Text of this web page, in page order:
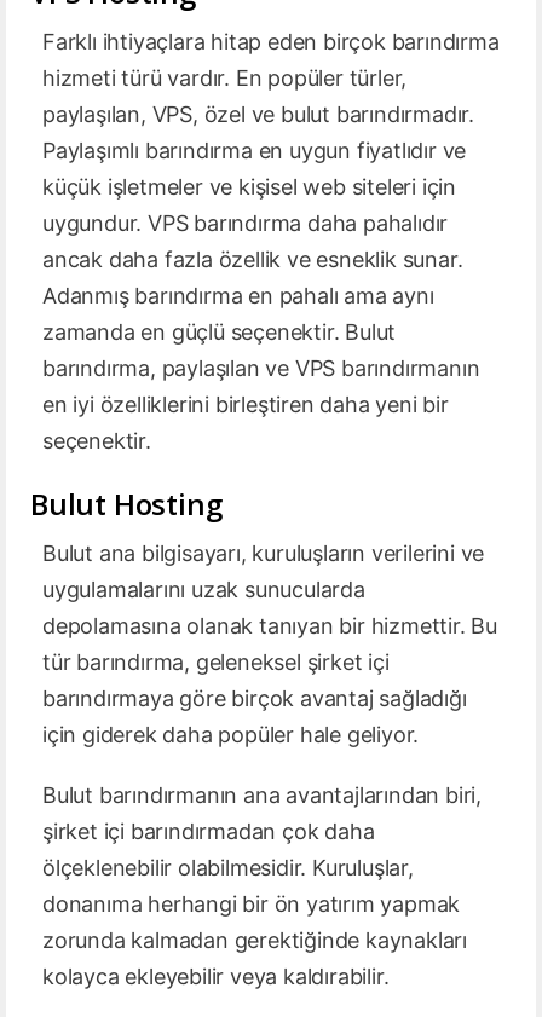
Farklı ihtiyaçlara hitap eden birçok barındırma
hizmeti türü vardır. En popüler türler,
paylaşılan, VPS, özel ve bulut barındırmadır.
Paylaşımlı barındırma en uygun fiyatlıdır ve
küçük işletmeler ve kişisel web siteleri için
uygundur. VPS barındırma daha pahalıdır
ancak daha fazla özellik ve esneklik sunar.
Adanmış barındırma en pahalı ama aynı
zamanda en güçlü seçenektir. Bulut
barındırma, paylaşılan ve VPS barındırmanın
en iyi özelliklerini birleştiren daha yeni bir
seçenektir.
Bulut Hosting
Bulut ana bilgisayarı, kuruluşların verilerini ve
uygulamalarını uzak sunucularda
depolamasına olanak tanıyan bir hizmettir. Bu
tür barındırma, geleneksel şirket içi
barındırmaya göre birçok avantaj sağladığı
için giderek daha popüler hale geliyor.
Bulut barındırmanın ana avantajlarından biri,
şirket içi barındırmadan çok daha
ölçeklenebilir olabilmesidir. Kuruluşlar,
donanıma herhangi bir ön yatırım yapmak
zorunda kalmadan gerektiğinde kaynakları
kolayca ekleyebilir veya kaldırabilir.